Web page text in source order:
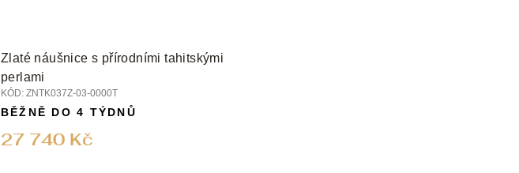
Zlaté náušnice s přírodními tahitskými
perlami
KÓD: ZNTK037Z-03-0000T
27 740 Kč
BĚŽNĚ DO 4 TÝDNŮ